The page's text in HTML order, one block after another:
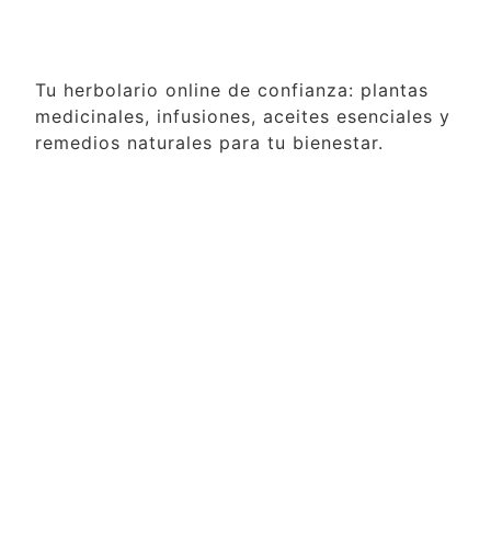
Tu herbolario online de confianza: plantas
medicinales, infusiones, aceites esenciales y
remedios naturales para tu bienestar.